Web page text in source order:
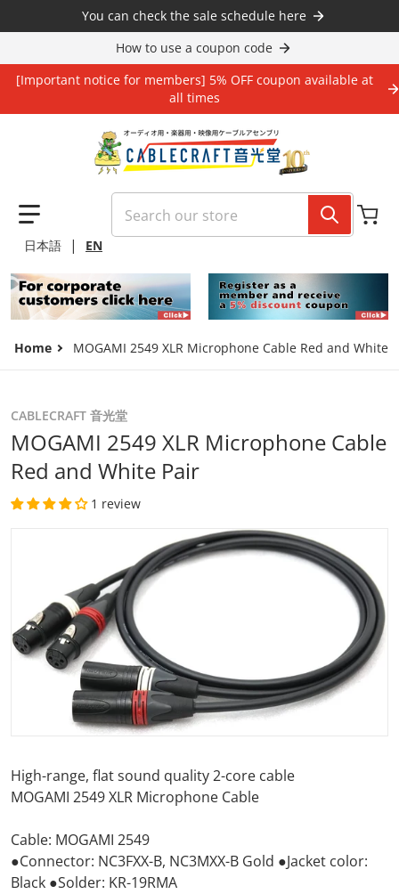
You can check the sale schedule here
How to use a coupon code
[Important notice for members] 5% OFF coupon available at
all times
日本語 | EN
Search our store
Home MOGAMI 2549 XLR Microphone Cable Red and White
files/51rSNwHE0iL._AC_SL1381.jpg
Open media 1 in gallery view
CABLECRAFT 音光堂
MOGAMI 2549 XLR Microphone Cable
Red and White Pair
1 review
High-range, flat sound quality 2-core cable
MOGAMI 2549 XLR Microphone Cable
Cable: MOGAMI 2549
●Connector: NC3FXX-B, NC3MXX-B Gold ●Jacket color:
Black ●Solder: KR-19RMA